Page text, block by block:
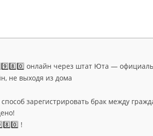
онлайн через штат Юта —
не выходя из дома
зарегистрировать брак между
!